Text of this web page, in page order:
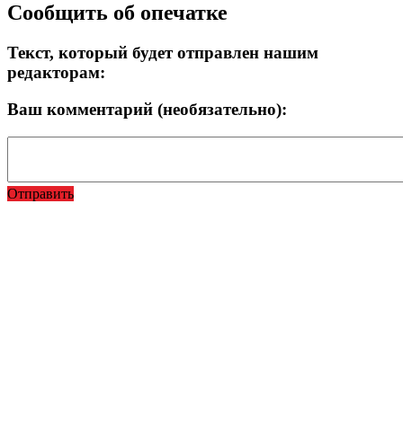
Сообщить об опечатке
Текст, который будет отправлен нашим
редакторам:
Ваш комментарий (необязательно):
Отправить